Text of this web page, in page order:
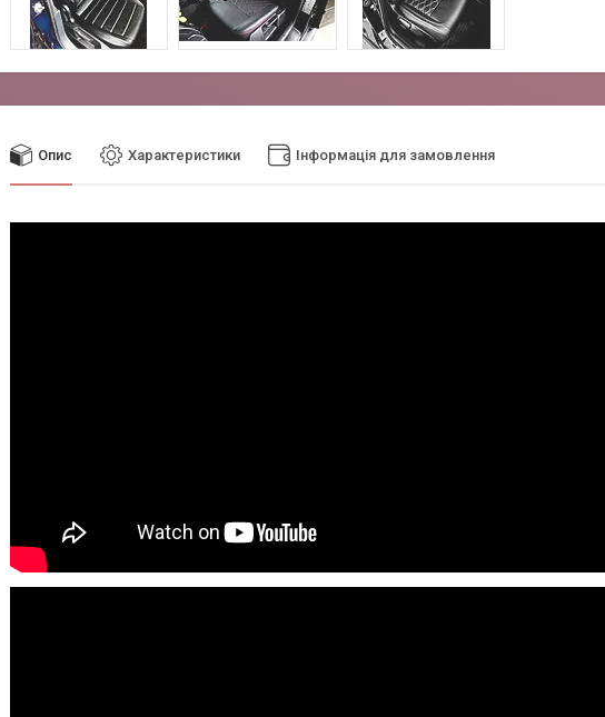
Опис Характеристики Інформація для замовлення